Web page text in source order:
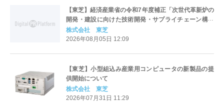
【東芝】経済産業省の令和7年度補正「次世代革新炉の
開発・建設に向けた技術開発・サプライチェーン構築
支援事業」に採択
株式会社 東芝
2026年08月05日 12:09
【東芝】小型組込み産業用コンピュータの新製品の提
供開始について
株式会社 東芝
2026年07月31日 11:29